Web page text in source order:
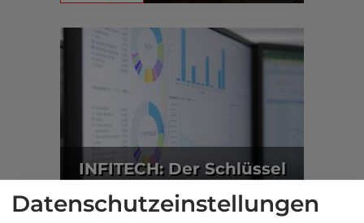
INFITECH: Der Schlüssel
Datenschutzeinstellungen